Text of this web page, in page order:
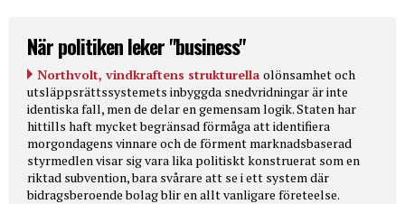
När politiken leker "business"
Northvolt, vindkraftens strukturella olönsamhet och
utsläppsrättssystemets inbyggda snedvridningar är inte
identiska fall, men de delar en gemensam logik. Staten har
hittills haft mycket begränsad förmåga att identifiera
morgondagens vinnare och de förment marknadsbaserad
styrmedlen visar sig vara lika politiskt konstruerat som en
riktad subvention, bara svårare att se i ett system där
bidragsberoende bolag blir en allt vanligare företeelse.